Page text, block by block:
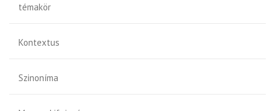
témakör
Kontextus
Szinoníma